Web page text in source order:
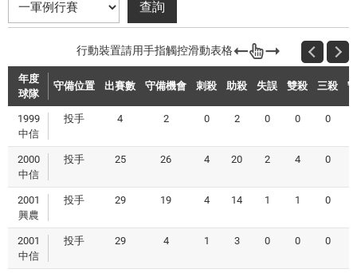
年度
球隊
守備位置 出賽數 守備機會 刺殺 助殺 失誤 雙殺 三殺
1999
中信
投手 4 2 0 2 0 0 0
2000
中信
投手 25 26 4 20 2 4 0
2001
興農
投手 29 19 4 14 1 1 0
2001
中信
投手 29 4 1 3 0 0 0